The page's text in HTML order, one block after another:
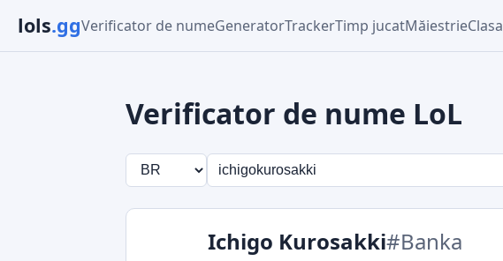
lols.ggVerificator de numeGeneratorTrackerTimp jucatMăiestrie
Verificator de nume LoL
Ichigo Kurosakki#Banka